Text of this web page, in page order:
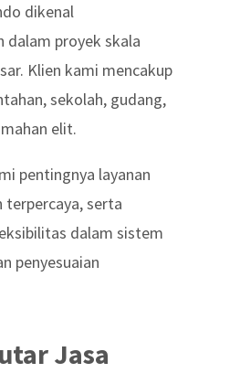
dikenal
dalam proyek skala
Klien kami mencakup
sekolah, gudang,
elit.
pentingnya layanan
terpercaya, serta
dalam sistem
penyesuaian
Jasa